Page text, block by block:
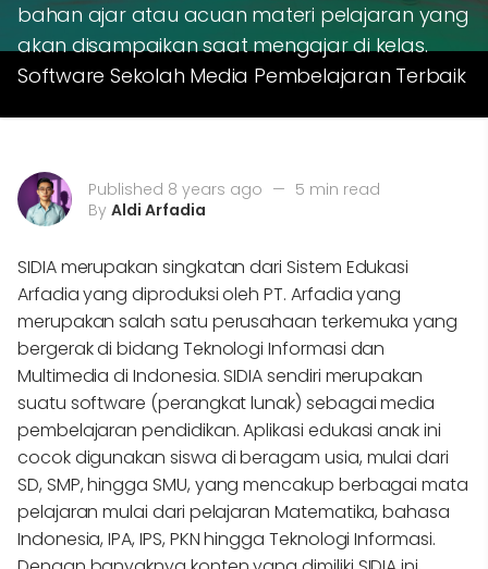
bahan ajar atau acuan materi pelajaran yang
akan disampaikan saat mengajar di kelas.
Software Sekolah Media Pembelajaran Terbaik
Published 8 years ago — 5 min read
By Aldi Arfadia
SIDIA merupakan singkatan dari Sistem Edukasi
Arfadia yang diproduksi oleh PT. Arfadia yang
merupakan salah satu perusahaan terkemuka yang
bergerak di bidang Teknologi Informasi dan
Multimedia di Indonesia. SIDIA sendiri merupakan
suatu software (perangkat lunak) sebagai media
pembelajaran pendidikan. Aplikasi edukasi anak ini
cocok digunakan siswa di beragam usia, mulai dari
SD, SMP, hingga SMU, yang mencakup berbagai mata
pelajaran mulai dari pelajaran Matematika, bahasa
Indonesia, IPA, IPS, PKN hingga Teknologi Informasi.